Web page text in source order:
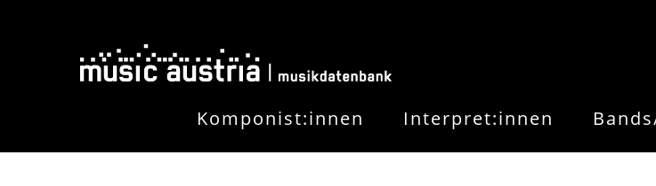
Komponist:innen Interpret:innen